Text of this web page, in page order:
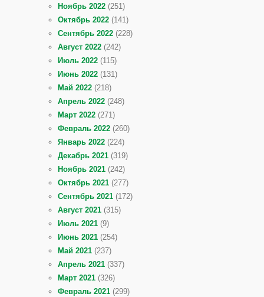
Ноябрь 2022 (251)
Октябрь 2022 (141)
Сентябрь 2022 (228)
Август 2022 (242)
Июль 2022 (115)
Июнь 2022 (131)
Май 2022 (218)
Апрель 2022 (248)
Март 2022 (271)
Февраль 2022 (260)
Январь 2022 (224)
Декабрь 2021 (319)
Ноябрь 2021 (242)
Октябрь 2021 (277)
Сентябрь 2021 (172)
Август 2021 (315)
Июль 2021 (9)
Июнь 2021 (254)
Май 2021 (237)
Апрель 2021 (337)
Март 2021 (326)
Февраль 2021 (299)